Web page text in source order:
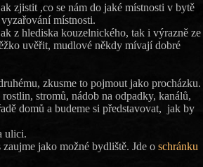
zjistit ,co se nám do jaké místnosti v bytě
místnosti.
z hlediska kouzelnického, tak i výrazně ze
uvěřit, mudlové někdy mívají dobré
zkusme to pojmout jako procházku.
stromů, nádob na odpadky, kanálů,
domů a budeme si představovat, jak by
ulici.
jako možné bydliště. Jde o schránku